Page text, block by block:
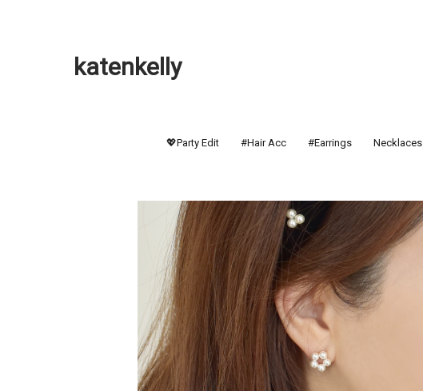
katenkelly
💖Party Edit #Hair Acc #Earrings Necklaces